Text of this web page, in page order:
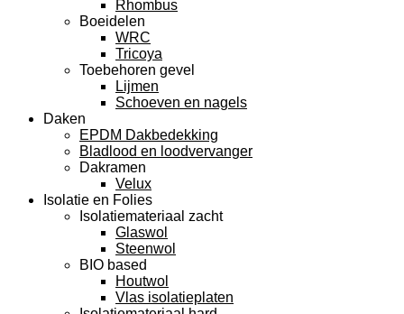
Rhombus
Boeidelen
WRC
Tricoya
Toebehoren gevel
Lijmen
Schoeven en nagels
Daken
EPDM Dakbedekking
Bladlood en loodvervanger
Dakramen
Velux
Isolatie en Folies
Isolatiemateriaal zacht
Glaswol
Steenwol
BIO based
Houtwol
Vlas isolatieplaten